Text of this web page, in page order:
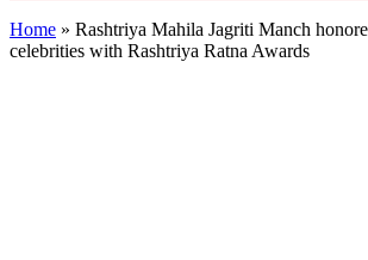
Home » Rashtriya Mahila Jagriti Manch
celebrities with Rashtriya Ratna Awards